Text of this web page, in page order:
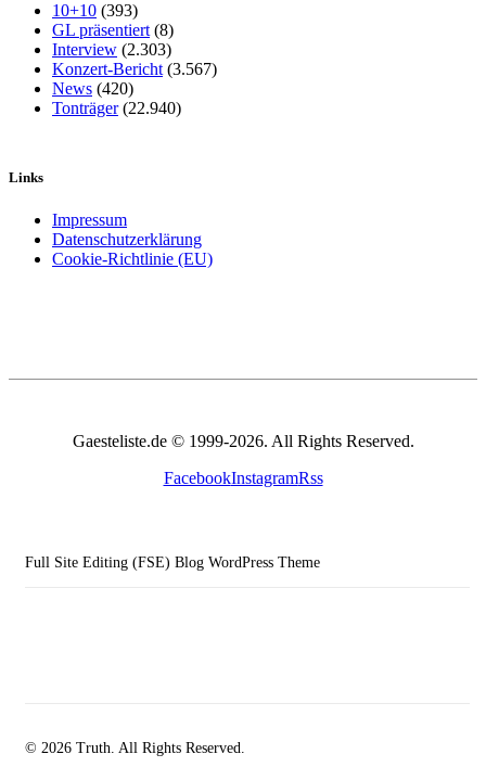
10+10 (393)
GL präsentiert(8)
Interview (2.303)
Konzert-Bericht(3.567)
News (420)
Tonträger(22.940)
Links
Impressum
Datenschutzerklärung
Cookie-Richtlinie (EU)
Gaesteliste.de © 1999-2026. All Rights Reserved.
FacebookInstagramRss
Full Site Editing (FSE) Blog WordPress Theme
© 2026 Truth. All Rights Reserved.